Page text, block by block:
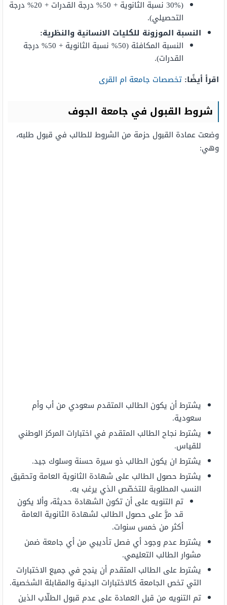
(30% نسبة الثانوية + 50% درجة القدرات + 20% درجة
التحصيلي).
النسبة الموزونة للكليات الانسانية والنظرية:
النسبة المكافئة (50% نسبة الثانوية + 50% درجة
القدرات).
اقرأ أيضًا: تخصصات جامعة ام القرى
شروط القبول في جامعة الجوف
وضعت عمادة القبول حزمة من الشروط للطالب في قبول طلبه،
وهي:
يشترط أن يكون الطالب المتقدم سعودي من أب وأم
سعودية.
يشترط نجاح الطالب المتقدم في اختبارات المركز الوطني
للقياس.
يشترط ان يكون الطالب ذو سيرة حسنة وسلوك جيد.
يشترط حصول الطالب على شهادة الثانوية العامة وتحقيق
النسب المطلوبة للتخصّص الذي يرغب به.
تم التنويه على أن تكون الشهادة حديثة، وألا يكون
قد مرَّ على حصول الطالب لشهادة الثانوية العامة
أكثر من خمس سنوات.
يشترط عدم وجود أي فصل تأديبي من أي جامعة ضمن
مشوار الطالب التعليمي.
يشترط على الطالب المتقدم أن ينجح في جميع الاختبارات
التي تخص الجامعة كالاختبارات البدنية والمقابلة الشخصية.
تم التنويه من قبل العمادة على عدم قبول الطلّاب الذين